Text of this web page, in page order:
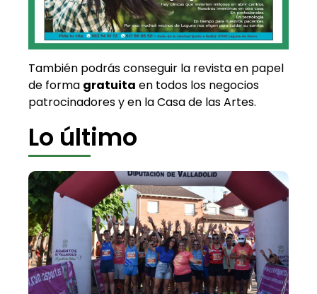
También podrás conseguir la revista en papel
de forma gratuita en todos los negocios
patrocinadores y en la Casa de las Artes.
Lo último